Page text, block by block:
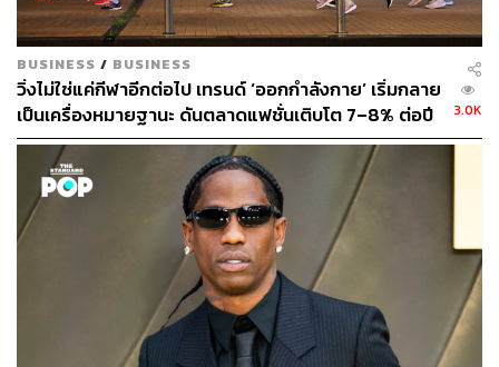
พร้อมกันนั้นผู้กำกับและทีมสร้างยังพาเราไปสำรวจความรู้สึก
ของตัวละครรอบข้างที่ต้องมาล่มหัวจมท้ายกับการตัดสินใจ
ของ Sonny Vaccaro ทั้ง Rob Strasser (Jason Bateman)
และ Howard White (Chris Tucker) ที่ต้องเอาชีวิตการงาน
ของตัวเองมาแขวนไว้บนเส้นด้ายกับแผนการที่แทบจะเป็นไป
ไม่ได้ แต่พวกเขาก็พร้อมที่จะช่วยเหลือ Sonny Vaccaro อยู่
ด้านหลัง หรือ Phil Knight (Ben Affleck) หนึ่งในผู้ก่อตั้งบริษัท
Nike ที่ไม่เห็นด้วยกับวิธีการของ Sonny Vaccaro มาตั้งแต่
BUSINESS / BUSINESS
วิ่งไม่ใช่แค่กีฬาอีกต่อไป เทรนด์ ‘ออกกำลังกาย’ เริ่มกลาย
เป็นเครื่องหมายฐานะ ดันตลาดแฟชั่นเติบโต 7–8% ต่อปี
3.0K